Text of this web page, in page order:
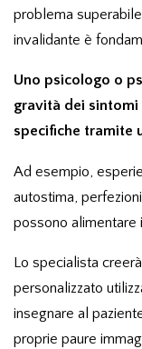
problema
invalidante è
Uno psicologo o
gravità dei sintomi
specifiche tramite
Ad esempio,
autostima,
possono alimentare
Lo specialista
personalizzato
insegnare al
proprie paure